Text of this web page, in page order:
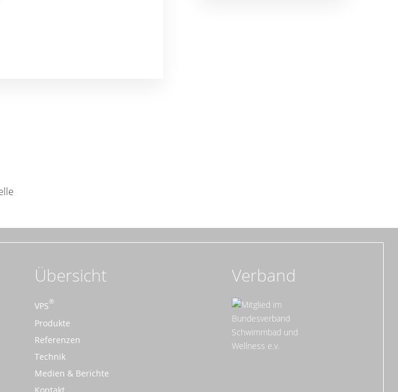
Übersicht
VPS
Produkte
Referenzen
Technik
Medien & Berichte
Verband